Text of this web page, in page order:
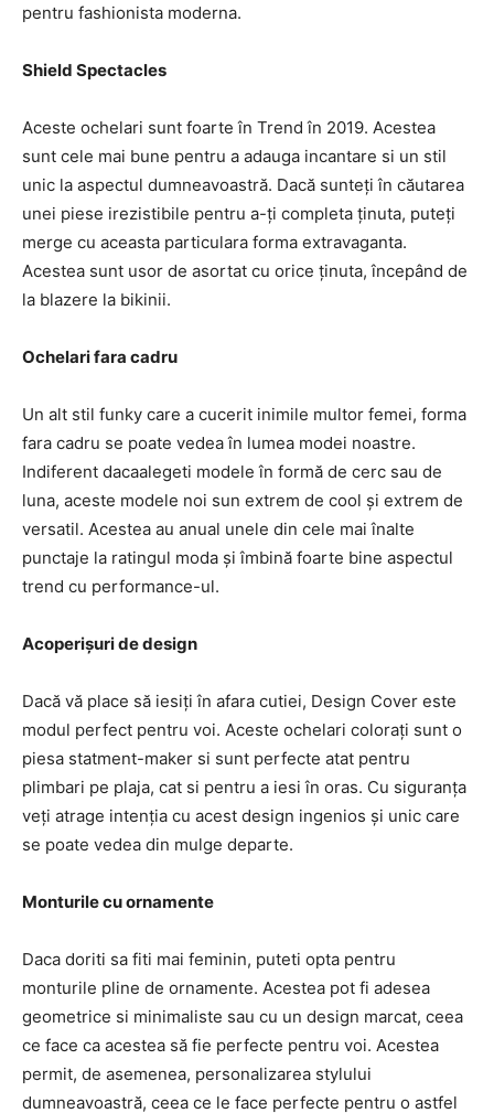
pentru fashionista moderna.
Shield Spectacles
Aceste ochelari sunt foarte în Trend în 2019. Acestea
sunt cele mai bune pentru a adauga incantare si un stil
unic la aspectul dumneavoastră. Dacă sunteți în căutarea
unei piese irezistibile pentru a-ți completa ținuta, puteți
merge cu aceasta particulara forma extravaganta.
Acestea sunt usor de asortat cu orice ținuta, începând de
la blazere la bikinii.
Ochelari fara cadru
Un alt stil funky care a cucerit inimile multor femei, forma
fara cadru se poate vedea în lumea modei noastre.
Indiferent dacaalegeti modele în formă de cerc sau de
luna, aceste modele noi sun extrem de cool și extrem de
versatil. Acestea au anual unele din cele mai înalte
punctaje la ratingul moda și îmbină foarte bine aspectul
trend cu performance-ul.
Acoperișuri de design
Dacă vă place să iesiți în afara cutiei, Design Cover este
modul perfect pentru voi. Aceste ochelari colorați sunt o
piesa statment-maker si sunt perfecte atat pentru
plimbari pe plaja, cat si pentru a iesi în oras. Cu siguranța
veți atrage intenția cu acest design ingenios și unic care
se poate vedea din mulge departe.
Monturile cu ornamente
Daca doriti sa fiti mai feminin, puteti opta pentru
monturile pline de ornamente. Acestea pot fi adesea
geometrice si minimaliste sau cu un design marcat, ceea
ce face ca acestea să fie perfecte pentru voi. Acestea
permit, de asemenea, personalizarea stylului
dumneavoastră, ceea ce le face perfecte pentru o astfel